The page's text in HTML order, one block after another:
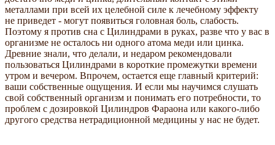
металлами при всей их целебной силе к лечебному эффекту
не приведет - могут появиться головная боль, слабость.
Поэтому я против сна с Цилиндрами в руках, разве что у вас в
организме не осталось ни одного атома меди или цинка.
Древние знали, что делали, и недаром рекомендовали
пользоваться Цилиндрами в короткие промежутки времени
утром и вечером. Впрочем, остается еще главный критерий:
ваши собственные ощущения. И если мы научимся слушать
свой собственный организм и понимать его потребности, то
проблем с дозировкой Цилиндров Фараона или какого-либо
другого средства нетрадиционной медицины у нас не будет.